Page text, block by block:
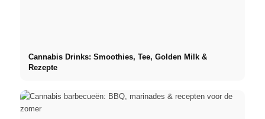
Cannabis Drinks: Smoothies, Tee, Golden Milk &
Rezepte